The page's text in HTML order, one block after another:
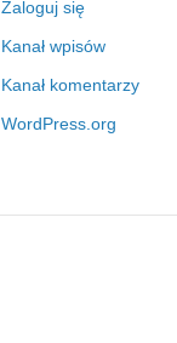
Zaloguj się
Kanał wpisów
Kanał komentarzy
WordPress.org